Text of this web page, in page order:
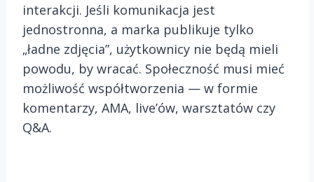
interakcji. Jeśli komunikacja jest
jednostronna, a marka publikuje tylko
„ładne zdjęcia”, użytkownicy nie będą mieli
powodu, by wracać. Społeczność musi mieć
możliwość współtworzenia — w formie
komentarzy, AMA, live’ów, warsztatów czy
Q&A.